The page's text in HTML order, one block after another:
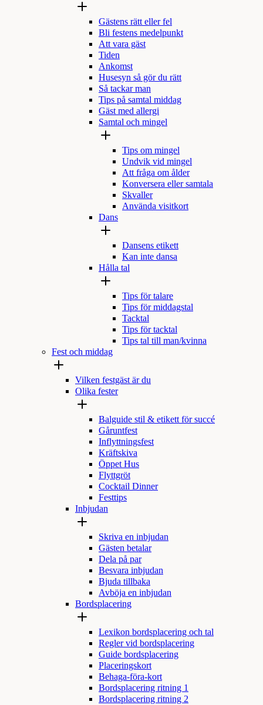
Gästens rätt eller fel
Bli festens medelpunkt
Att vara gäst
Tiden
Ankomst
Husesyn så gör du rätt
Så tackar man
Tips på samtal middag
Gäst med allergi
Samtal och mingel
Tips om mingel
Undvik vid mingel
Att fråga om ålder
Konversera eller samtala
Skvaller
Använda visitkort
Dans
Dansens etikett
Kan inte dansa
Hålla tal
Tips för talare
Tips för middagstal
Tacktal
Tips för tacktal
Tips tal till man/kvinna
Fest och middag
Vilken festgäst är du
Olika fester
Balguide stil & etikett för succé
Gåruntfest
Inflyttningsfest
Kräftskiva
Öppet Hus
Flyttgröt
Cocktail Dinner
Festtips
Inbjudan
Skriva en inbjudan
Gästen betalar
Dela på par
Besvara inbjudan
Bjuda tillbaka
Avböja en inbjudan
Bordsplacering
Lexikon bordsplacering och tal
Regler vid bordsplacering
Guide bordsplacering
Placeringskort
Behaga-föra-kort
Bordsplacering ritning 1
Bordsplacering ritning 2